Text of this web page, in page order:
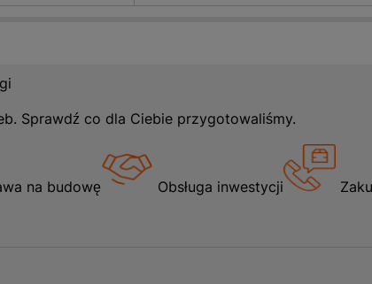
Sprawdź co dla Ciebie przygotowaliśmy.
na budowę Obsługa inwestycji